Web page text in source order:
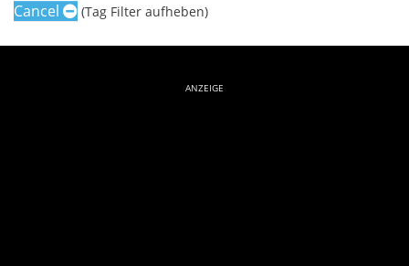
Cancel (Tag Filter aufheben)
ANZEIGE